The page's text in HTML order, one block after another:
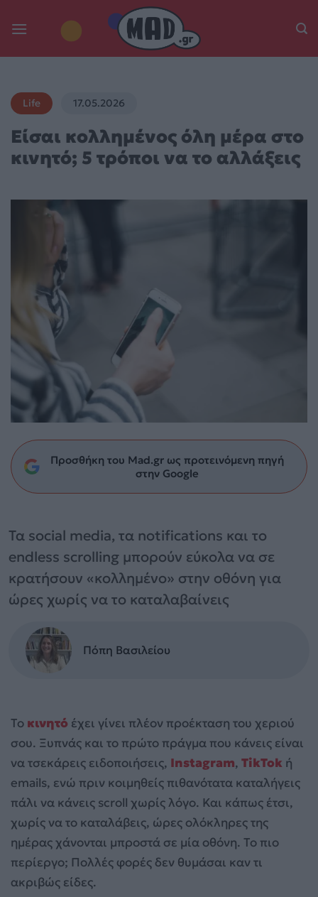
Life 17.05.2026
Είσαι κολλημένος όλη μέρα στο
κινητό; 5 τρόποι να το αλλάξεις
Προσθήκη του Mad.gr ως προτεινόμενη πηγή
στην Google
Τα social media, τα notifications και το
endless scrolling μπορούν εύκολα να σε
κρατήσουν «κολλημένο» στην οθόνη για
ώρες χωρίς να το καταλαβαίνεις
Πόπη Βασιλείου
Το κινητό έχει γίνει πλέον προέκταση του χεριού
σου. Ξυπνάς και το πρώτο πράγμα που κάνεις είναι
να τσεκάρεις ειδοποιήσεις, Instagram, TikTok ή
emails, ενώ πριν κοιμηθείς πιθανότατα καταλήγεις
πάλι να κάνεις scroll χωρίς λόγο. Και κάπως έτσι,
χωρίς να το καταλάβεις, ώρες ολόκληρες της
ημέρας χάνονται μπροστά σε μία οθόνη. Το πιο
περίεργο; Πολλές φορές δεν θυμάσαι καν τι
ακριβώς είδες.